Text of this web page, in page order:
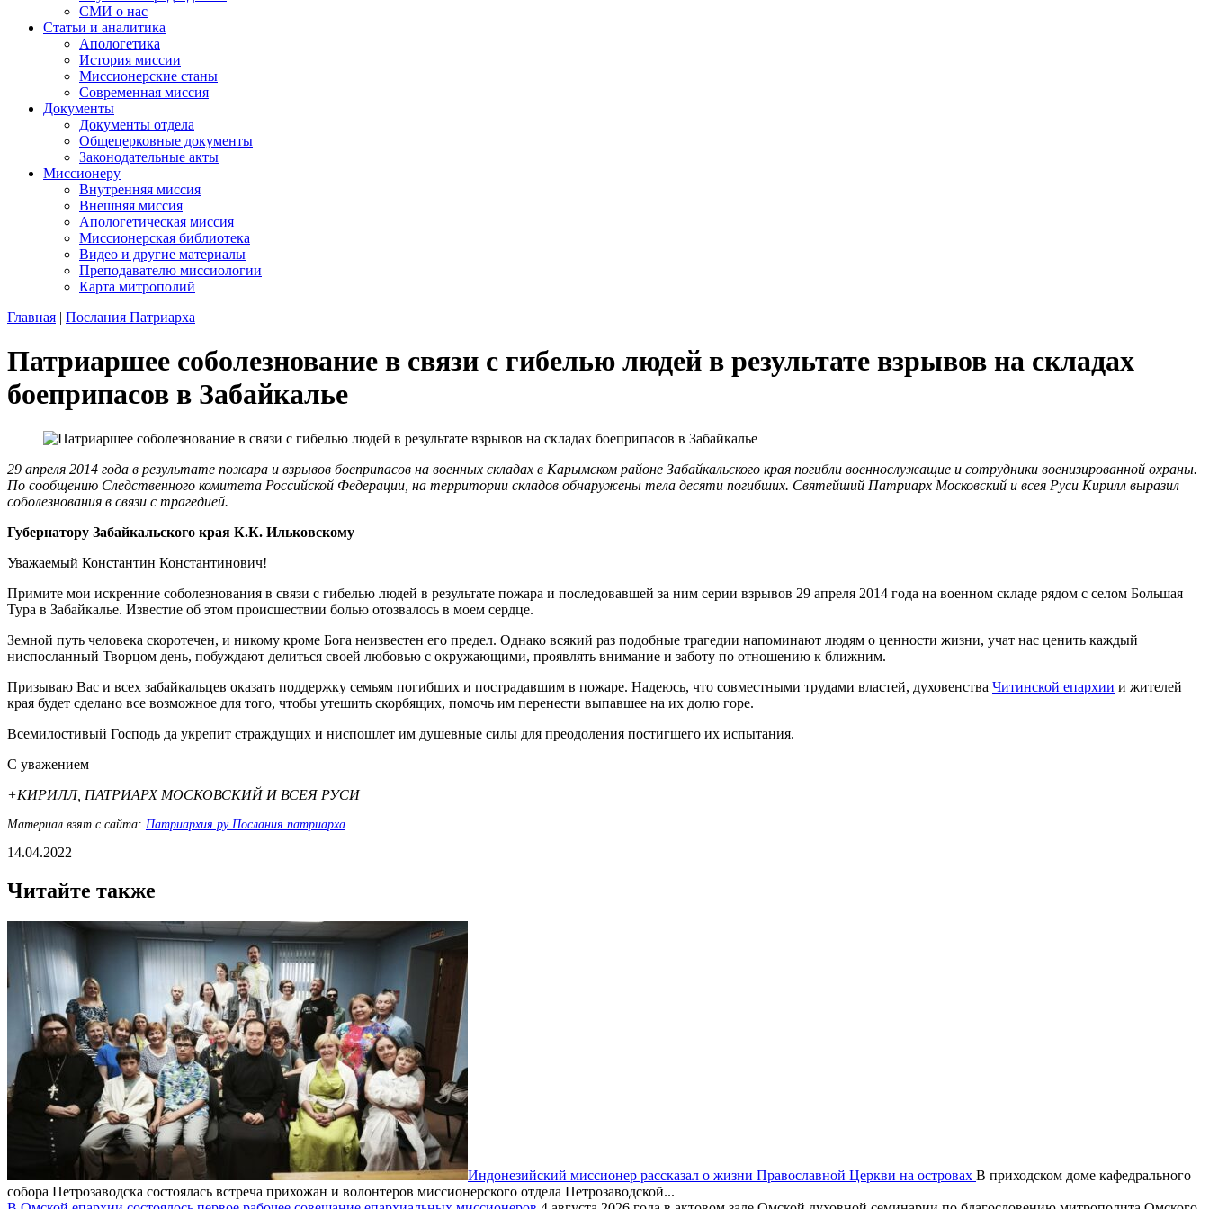
СМИ о нас
Статьи и аналитика
Апологетика
История миссии
Миссионерские станы
Современная миссия
Документы
Документы отдела
Общецерковные документы
Законодательные акты
Миссионеру
Внутренняя миссия
Внешняя миссия
Апологетическая миссия
Миссионерская библиотека
Видео и другие материалы
Преподавателю миссиологии
Карта митрополий
Главная | Послания Патриарха
Патриаршее соболезнование в связи с гибелью людей в результате взрывов на складах
боеприпасов в Забайкалье
29 апреля 2014 года в результате пожара и взрывов боеприпасов на военных складах в Карымском районе Забайкальского края погибли военнослужащие и сотрудники военизированной охраны.
По сообщению Следственного комитета Российской Федерации, на территории складов обнаружены тела десяти погибших. Святейший Патриарх Московский и всея Руси Кирилл выразил
соболезнования в связи с трагедией.
Губернатору Забайкальского края К.К. Ильковскому
Уважаемый Константин Константинович!
Примите мои искренние соболезнования в связи с гибелью людей в результате пожара и последовавшей за ним серии взрывов 29 апреля 2014 года на военном складе рядом с селом Большая
Тура в Забайкалье. Известие об этом происшествии болью отозвалось в моем сердце.
Земной путь человека скоротечен, и никому кроме Бога неизвестен его предел. Однако всякий раз подобные трагедии напоминают людям о ценности жизни, учат нас ценить каждый
ниспосланный Творцом день, побуждают делиться своей любовью с окружающими, проявлять внимание и заботу по отношению к ближним.
Призываю Вас и всех забайкальцев оказать поддержку семьям погибших и пострадавшим в пожаре. Надеюсь, что совместными трудами властей, духовенства Читинской епархии и жителей
края будет сделано все возможное для того, чтобы утешить скорбящих, помочь им перенести выпавшее на их долю горе.
Всемилостивый Господь да укрепит страждущих и ниспошлет им душевные силы для преодоления постигшего их испытания.
С уважением
+КИРИЛЛ, ПАТРИАРХ МОСКОВСКИЙ И ВСЕЯ РУСИ
Материал взят с сайта: Патриархия.ру Послания патриарха
14.04.2022
Читайте также
Индонезийский миссионер рассказал о жизни Православной Церкви на островах В приходском доме кафедрального
собора Петрозаводска состоялась встреча прихожан и волонтеров миссионерского отдела Петрозаводской...